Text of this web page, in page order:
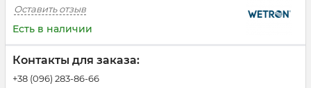
Оставить отзыв
Есть в наличии
Контакты для заказа:
+38 (096) 283-86-66